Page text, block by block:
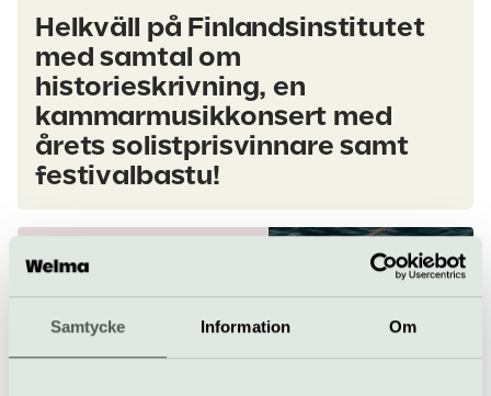
Samtycke Information Om
Helkväll på Finlandsinstitutet
med samtal om
historieskrivning, en
kammarmusikkonsert med
årets solistprisvinnare samt
festivalbastu!
I Baltic Sea Festival
Science Lab